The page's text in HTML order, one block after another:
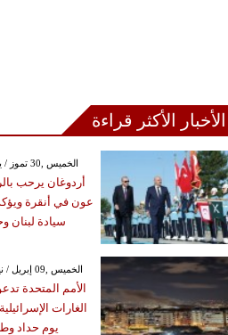
الأخبار الأكثر قراءة
GMT 18:33 2026 الخميس ,30 تموز / يوليو
أردوغان يرحب
عون في أنقرة
سيادة لبنان
GMT 01:33 2026 الخميس ,09 إبريل / نيسان
الأمم المتحدة
الغارات
يوم حداد